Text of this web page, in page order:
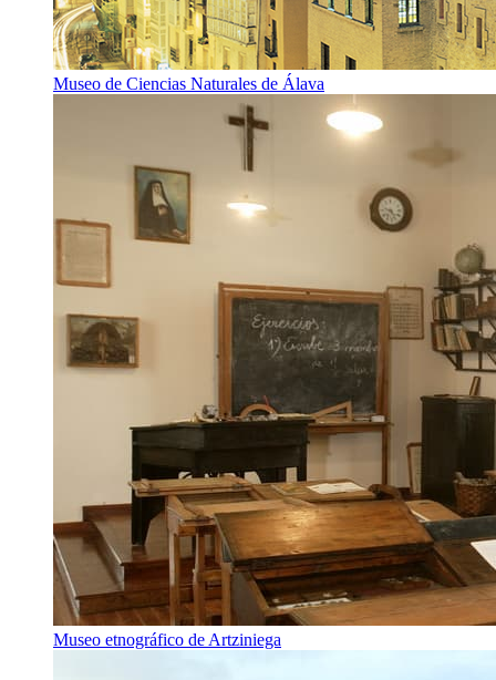
Museo de Ciencias Naturales de Álava
Museo etnográfico de Artziniega